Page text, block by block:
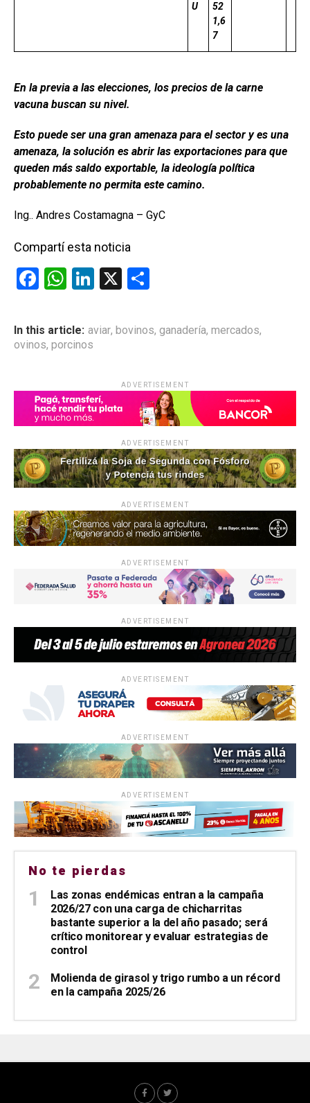
U
52
1,6
7
En la previa a las elecciones, los precios de la carne
vacuna buscan su nivel.
Esto puede ser una gran amenaza para el sector y es una
amenaza, la solución es abrir las exportaciones para que
queden más saldo exportable, la ideología política
probablemente no permita este camino.
Ing.. Andres Costamagna – GyC
Compartí esta noticia
F
ce
b
o
k
W
at
s
p
p
Li
ke
X
m
tir
In this article: aviar, bovinos, ganadería, mercados,
ovinos, porcinos
ADVERTISEMENT
ADVERTISEMENT
ADVERTISEMENT
ADVERTISEMENT
ADVERTISEMENT
ADVERTISEMENT
ADVERTISEMENT
ADVERTISEMENT
No te pierdas
Las zonas endémicas entran a la campaña
2026/27 con una carga de chicharritas
bastante superior a la del año pasado; será
crítico monitorear y evaluar estrategias de
control
Molienda de girasol y trigo rumbo a un récord
en la campaña 2025/26